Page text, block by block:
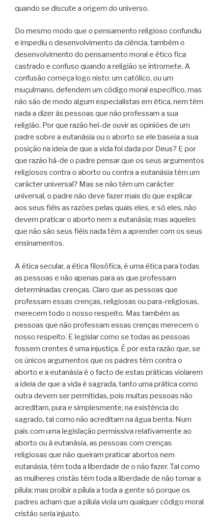
quando se discute a origem do universo.
Do mesmo modo que o pensamento religioso confundiu
e impediu o desenvolvimento da ciência, também o
desenvolvimento do pensamento moral e ético fica
castrado e confuso quando a religião se intromete. A
confusão começa logo nisto: um católico, ou um
muçulmano, defendem um código moral específico, mas
não são de modo algum especialistas em ética, nem têm
nada a dizer às pessoas que não professam a sua
religião. Por que razão hei-de ouvir as opiniões de um
padre sobre a eutanásia ou o aborto se ele baseia a sua
posição na ideia de que a vida foi dada por Deus? E por
que razão há-de o padre pensar que os seus argumentos
religiosos contra o aborto ou contra a eutanásia têm um
carácter universal? Mas se não têm um carácter
universal, o padre não deve fazer mais do que explicar
aos seus fiéis as razões pelas quais eles, e só eles, não
devem praticar o aborto nem a eutanásia; mas aqueles
que não são seus fiéis nada têm a aprender com os seus
ensinamentos.
A ética secular, a ética filosófica, é uma ética para todas
as pessoas e não apenas para as que professam
determinadas crenças. Claro que as pessoas que
professam essas crenças, religiosas ou para-religiosas,
merecem todo o nosso respeito. Mas também as
pessoas que não professam essas crenças merecem o
nosso respeito. E legislar como se todas as pessoas
fossem crentes é uma injustiça. É por esta razão que, se
os únicos argumentos que os padres têm contra o
aborto e a eutanásia é o facto de estas práticas violarem
a ideia de que a vida é sagrada, tanto uma prática como
outra devem ser permitidas, pois muitas pessoas não
acreditam, pura e simplesmente, na existência do
sagrado, tal como não acreditam na água benta. Num
país com uma legislação permissiva relativamente ao
aborto ou à eutanásia, as pessoas com crenças
religiosas que não queiram praticar abortos nem
eutanásia, têm toda a liberdade de o não fazer. Tal como
as mulheres cristãs têm toda a liberdade de não tomar a
pílula; mas proibir a pílula a toda a gente só porque os
padres acham que a pílula viola um qualquer código moral
cristão seria injusto.